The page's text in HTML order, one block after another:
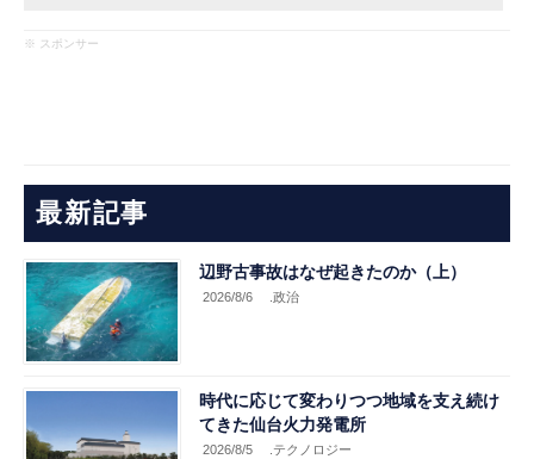
※ スポンサー
最新記事
辺野古事故はなぜ起きたのか（上）
2026/8/6 .政治
時代に応じて変わりつつ地域を支え続け
てきた仙台火力発電所
2026/8/5 .テクノロジー